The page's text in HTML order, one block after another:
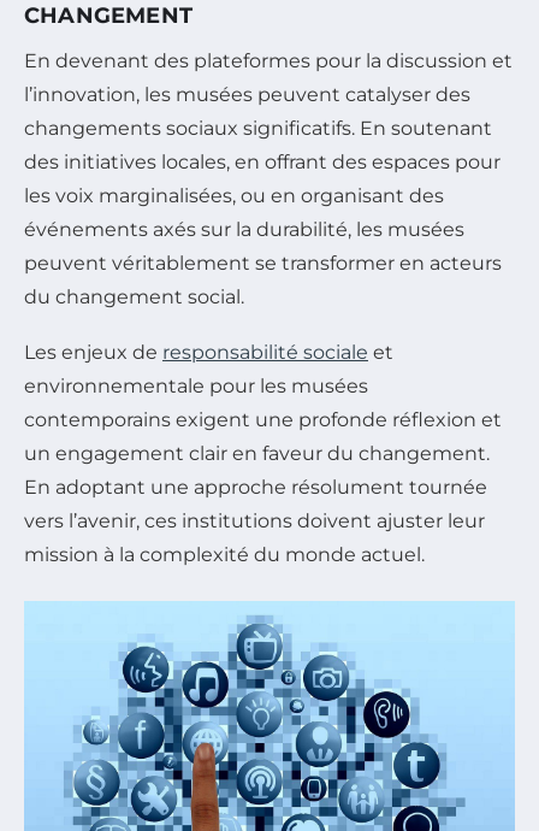
CHANGEMENT
En devenant des plateformes pour la discussion et
l’innovation, les musées peuvent catalyser des
changements sociaux significatifs. En soutenant
des initiatives locales, en offrant des espaces pour
les voix marginalisées, ou en organisant des
événements axés sur la durabilité, les musées
peuvent véritablement se transformer en acteurs
du changement social.
Les enjeux de responsabilité sociale et
environnementale pour les musées
contemporains exigent une profonde réflexion et
un engagement clair en faveur du changement.
En adoptant une approche résolument tournée
vers l’avenir, ces institutions doivent ajuster leur
mission à la complexité du monde actuel.